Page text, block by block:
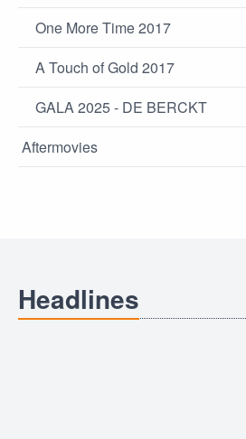
One More Time 2017
A Touch of Gold 2017
GALA 2025 - DE BERCKT
Aftermovies
Headlines